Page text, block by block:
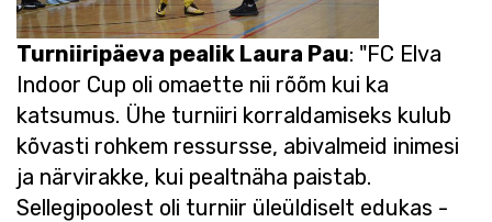
Turniiripäeva pealik Laura Pau: "FC Elva
Indoor Cup oli omaette nii rõõm kui ka
katsumus. Ühe turniiri korraldamiseks kulub
kõvasti rohkem ressursse, abivalmeid inimesi
ja närvirakke, kui pealtnäha paistab.
Sellegipoolest oli turniir üleüldiselt edukas -